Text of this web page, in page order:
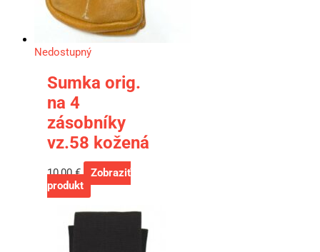
Nedostupný
Sumka orig.
na 4
zásobníky
vz.58 kožená
10,00€
Zobraziť
produkt